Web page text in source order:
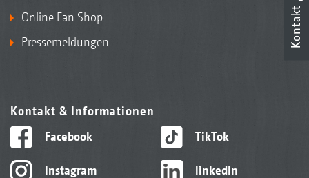
Online Fan Shop
Pressemeldungen
Kontakt & Informationen
Facebook
Instagram
TikTok
linkedIn
Kontakt